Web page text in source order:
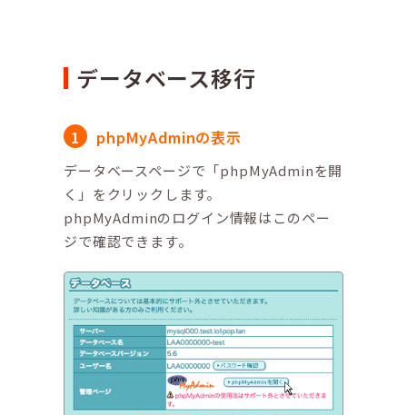
データベース移行
phpMyAdminの表示
データベースページで「phpMyAdminを開
く」をクリックします。
phpMyAdminのログイン情報はこのペー
ジで確認できます。